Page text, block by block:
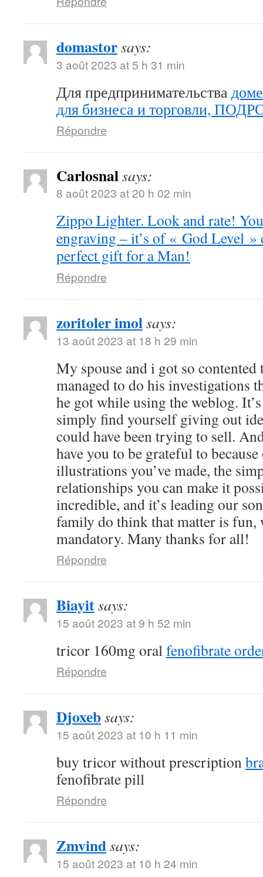
domastorsays:
3 août 2023 at 5 h 31 min
Для предпринимательства
для бизнеса и торговли,
Répondre
Carlosnalsays:
8 août 2023 at 20 h 02 min
Zippo Lighter. Look and rate!
engraving – it’s of « God Level
perfect gift for a Man!
Répondre
zoritoler imolsays:
13 août 2023 at 18 h 29 min
My spouse and i got so contented
managed to do his investigations
he got while using the weblog.
simply find yourself giving out
could have been trying to sell.
have you to be grateful to
illustrations you’ve made, the
relationships you can make it
incredible, and it’s leading our
family do think that matter is
mandatory. Many thanks for all!
Répondre
Biayitsays:
15 août 2023 at 9 h 52 min
tricor 160mg oralfenofibrate
Répondre
Djoxebsays:
15 août 2023 at 10 h 11 min
buy tricor without prescription
fenofibrate pill
Répondre
Zmvindsays:
15 août 2023 at 10 h 24 min